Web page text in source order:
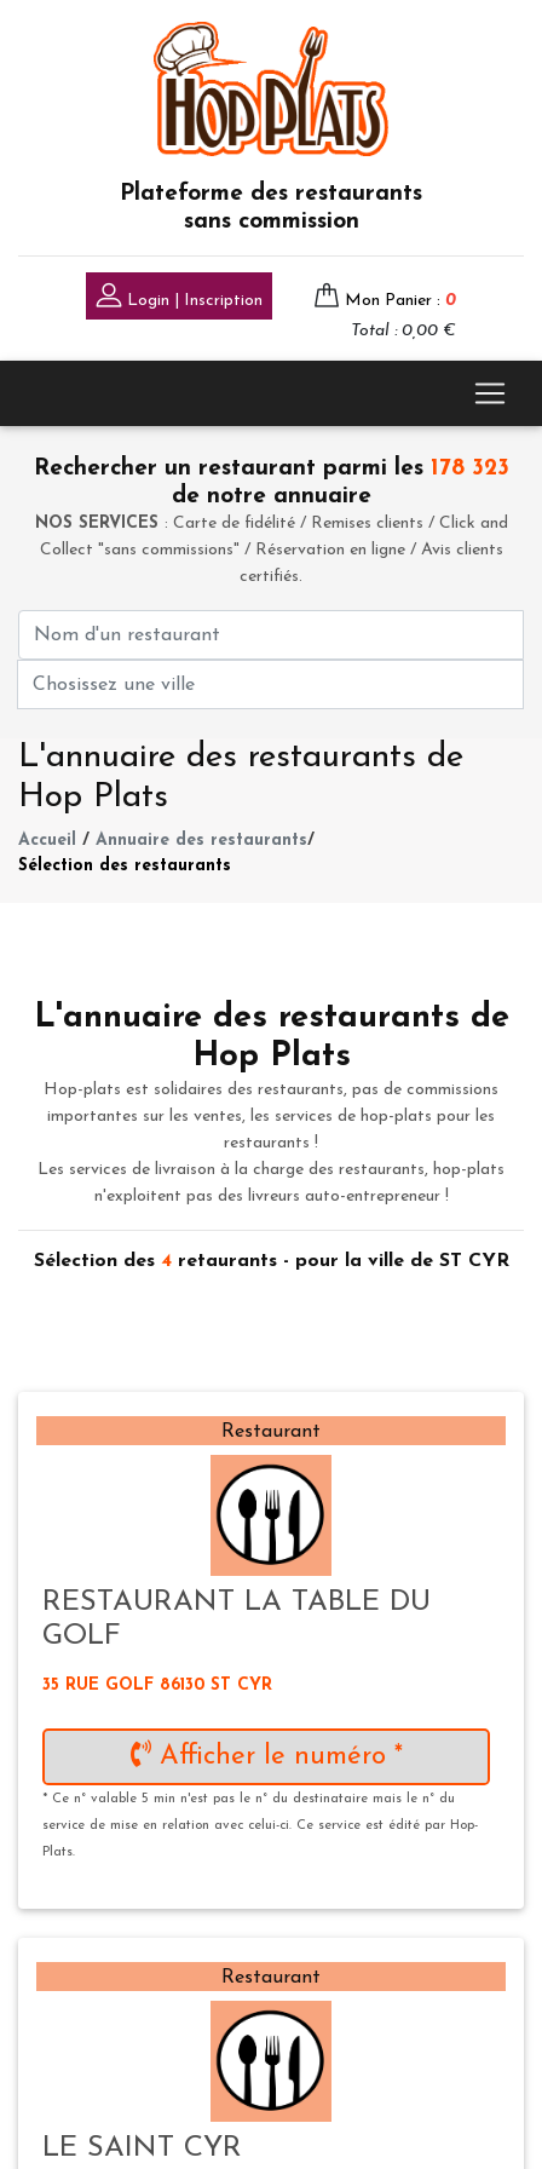
Plateforme des restaurants
sans commission
Login | Inscription Mon Panier : 0
Total : 0,00 €
Rechercher un restaurant parmi les 178 323
de notre annuaire
NOS SERVICES : Carte de fidélité / Remises clients / Click and
Collect "sans commissions" / Réservation en ligne / Avis clients
certifiés.
L'annuaire des restaurants de
Hop Plats
Accueil / Annuaire des restaurants/
Sélection des restaurants
L'annuaire des restaurants de
Hop Plats
Hop-plats est solidaires des restaurants, pas de commissions
importantes sur les ventes, les services de hop-plats pour les
restaurants !
Les services de livraison à la charge des restaurants, hop-plats
n'exploitent pas des livreurs auto-entrepreneur !
Sélection des 4retaurants - pour la ville de ST CYR
Restaurant
RESTAURANT LA TABLE DU
GOLF
35 RUE GOLF 86130 ST CYR
Afficher le numéro *
* Ce n° valable 5 min n'est pas le n° du destinataire mais le n° du
service de mise en relation avec celui-ci. Ce service est édité par Hop-
Plats.
Restaurant
LE SAINT CYR